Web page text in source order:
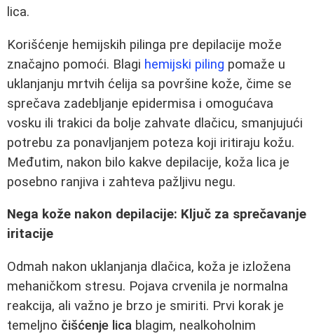
lica.
Korišćenje hemijskih pilinga pre depilacije može
značajno pomoći. Blagi hemijski piling pomaže u
uklanjanju mrtvih ćelija sa površine kože, čime se
sprečava zadebljanje epidermisa i omogućava
vosku ili trakici da bolje zahvate dlačicu, smanjujući
potrebu za ponavljanjem poteza koji iritiraju kožu.
Međutim, nakon bilo kakve depilacije, koža lica je
posebno ranjiva i zahteva pažljivu negu.
Nega kože nakon depilacije: Ključ za sprečavanje
iritacije
Odmah nakon uklanjanja dlačica, koža je izložena
mehaničkom stresu. Pojava crvenila je normalna
reakcija, ali važno je brzo je smiriti. Prvi korak je
temeljno čišćenje lica blagim, nealkoholnim